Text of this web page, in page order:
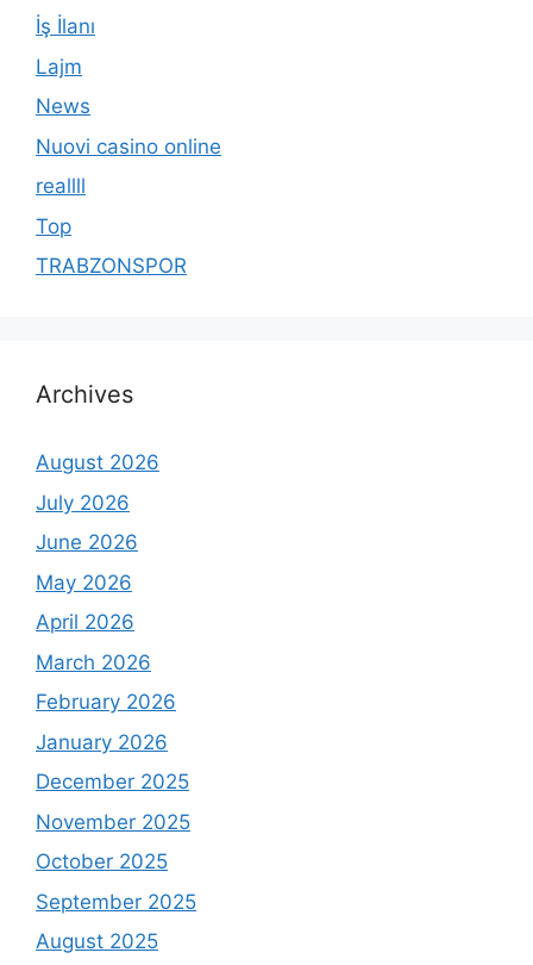
İş İlanı
Lajm
News
Nuovi casino online
reallll
Top
TRABZONSPOR
Archives
August 2026
July 2026
June 2026
May 2026
April 2026
March 2026
February 2026
January 2026
December 2025
November 2025
October 2025
September 2025
August 2025